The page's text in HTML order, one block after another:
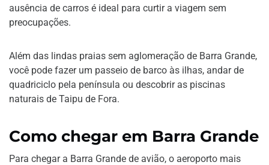
ausência de carros é ideal para curtir a viagem sem
preocupações.
Além das lindas praias sem aglomeração de Barra Grande,
você pode fazer um passeio de barco às ilhas, andar de
quadriciclo pela península ou descobrir as piscinas
naturais de Taipu de Fora.
Como chegar em Barra Grande
Para chegar a Barra Grande de avião, o aeroporto mais